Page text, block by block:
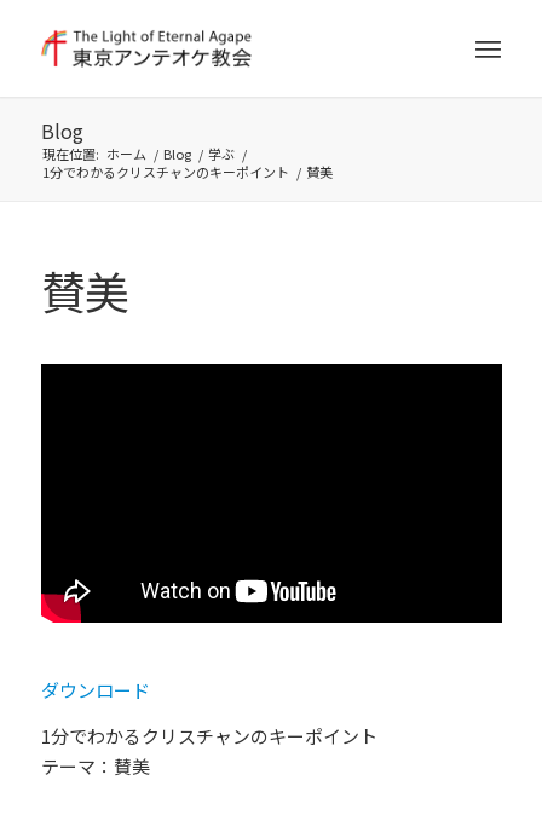
Blog
現在位置: ホーム / Blog / 学ぶ /
1分でわかるクリスチャンのキーポイント / 賛美
賛美
ダウンロード
1分でわかるクリスチャンのキーポイント
テーマ：賛美